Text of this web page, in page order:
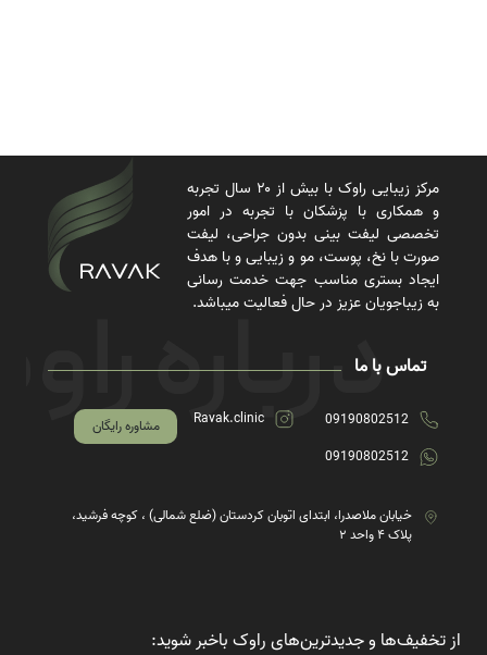
مرکز زیبایی راوک با بیش از ۲۰ سال تجربه
و همکاری با پزشکان با تجربه در امور
تخصصی لیفت بینی بدون جراحی، لیفت
صورت با نخ، پوست، مو و زیبایی و با هدف
ایجاد بستری مناسب جهت خدمت رسانی
به زیباجویان عزیز در حال فعالیت میباشد.
تماس با ما
09190802512
09190802512
Ravak.clinic مشاوره رایگان
خیابان ملاصدرا، ابتدای اتوبان کردستان (ضلع شمالی) ، کوچه فرشید،
پلاک ۴ واحد ۲
از تخفیف‌ها و جدیدترین‌های راوک باخبر شوید: